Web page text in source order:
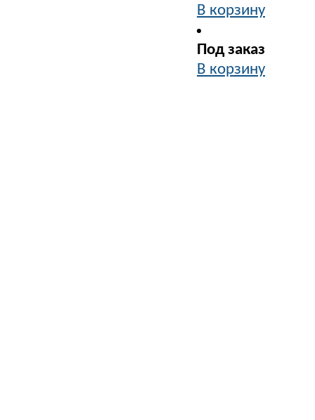
В корзину
Под заказ
В корзину